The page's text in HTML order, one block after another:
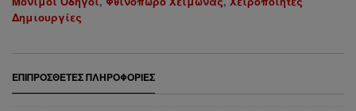
Δημιουργίες
ΕΠΙΠΡΌΣΘΕΤΕΣ ΠΛΗΡΟΦΟΡΊΕΣ